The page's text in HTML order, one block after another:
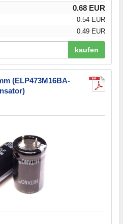
0.68 EUR
0.54 EUR
0.49 EUR
kaufen
(ELP473M16BA-